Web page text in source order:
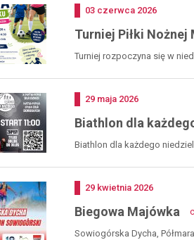
Dodano
03 czerwca 2026
Turniej Piłki Nożnej
Turniej rozpoczyna się w
Dodano
29 maja 2026
Biathlon dla
Biathlon dla każdego
Dodano
29 kwietnia 2026
Biegowa Majówka
Sowiogórska Dycha,